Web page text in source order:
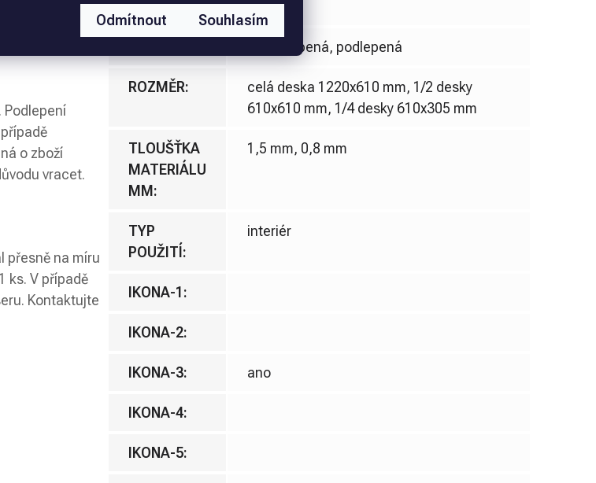
Odmítnout Souhlasím
zaručena
Podlepení
o zboží
vracet.
přesně na míru
ks. V případě
Kontaktujte
MATERIÁL: ABS
nepodlepená, podlepená
ROZMĚR:
celá deska 1220x610 mm, 1/2 desky
610x610 mm, 1/4 desky 610x305 mm
TLOUŠŤKA
MATERIÁLU
MM:
1,5 mm, 0,8 mm
TYP
POUŽITÍ:
interiér
IKONA-1:
IKONA-2:
IKONA-3: ano
IKONA-4:
IKONA-5: